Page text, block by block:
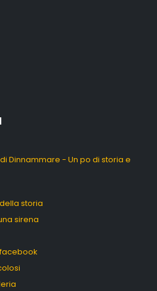
Dinnammare - Un po di storia e
storia
sirena